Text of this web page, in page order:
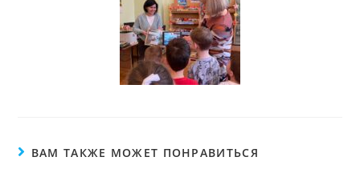
ВАМ ТАКЖЕ МОЖЕТ ПОНРАВИТЬСЯ